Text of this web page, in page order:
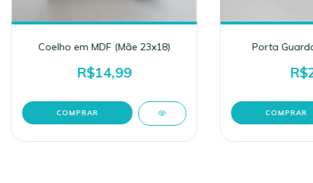
Coelho em MDF (Mãe 23x18)
R$14,99
Porta